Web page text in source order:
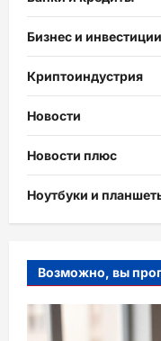
Бизнес и инвестиции
Криптоиндустрия
Новости
Новости плюс
Ноутбуки и
Возможно, вы